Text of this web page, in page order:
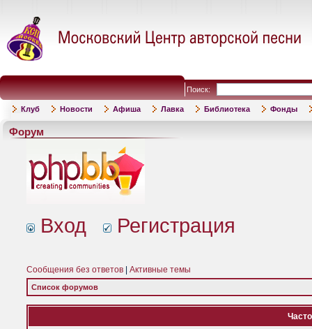
Поиск:
Клуб Новости Афиша Лавка Библиотека Фонды
Форум
Вход Регистрация
Сообщения без ответов Активные темы
Список форумов